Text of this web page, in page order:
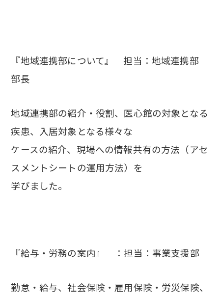
『地域連携部について』 担当：地域連携部
部長
地域連携部の紹介・役割、医心館の対象となる
疾患、入居対象となる様々な
ケースの紹介、 現場への情報共有の方法（アセ
スメントシートの運用方法）を
学びました。
『給与・労務の案内』 ：担当：事業支援部
勤怠・給与、社会保険・雇用保険・労災保険、